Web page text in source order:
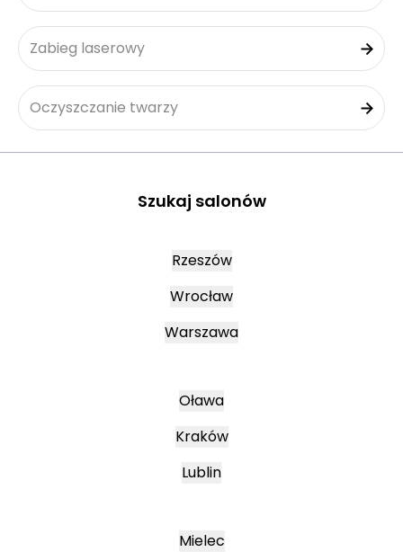
Zabieg laserowy
Oczyszczanie twarzy
Szukaj salonów
Rzeszów
Wrocław
Warszawa
Oława
Kraków
Lublin
Mielec